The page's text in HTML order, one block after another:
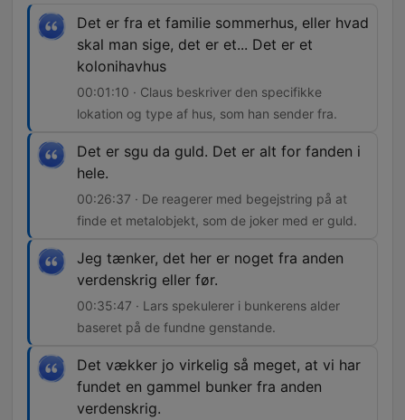
Det er fra et familie sommerhus, eller hvad
skal man sige, det er et... Det er et
kolonihavhus
00:01:10 · Claus beskriver den specifikke
lokation og type af hus, som han sender fra.
Det er sgu da guld. Det er alt for fanden i
hele.
00:26:37 · De reagerer med begejstring på at
finde et metalobjekt, som de joker med er guld.
Jeg tænker, det her er noget fra anden
verdenskrig eller før.
00:35:47 · Lars spekulerer i bunkerens alder
baseret på de fundne genstande.
Det vækker jo virkelig så meget, at vi har
fundet en gammel bunker fra anden
verdenskrig.